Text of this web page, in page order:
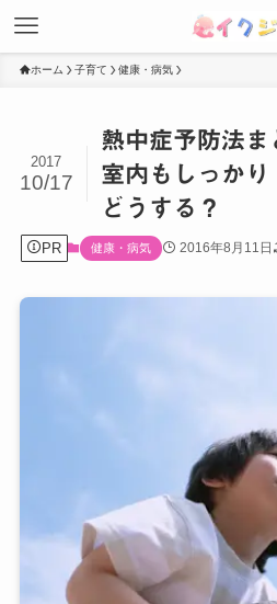
ホーム 子育て 健康・病気
熱中症予防法
室内もしっか
どうする？
2017
10/17
PR 健康・病気 2016年8月11日